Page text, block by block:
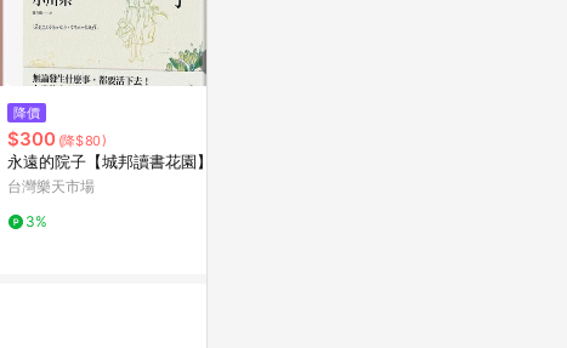
降價
$300 (降$80)
永遠的院子【城邦讀書花園】
台灣樂天市場
3%